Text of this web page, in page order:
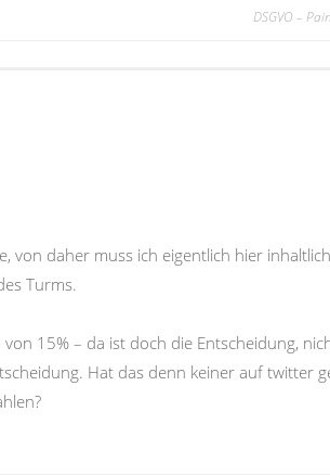
DSGVO –
von daher muss ich eigentlich hier
Turms.
15% – da ist doch die Entscheidung,
Hat das denn keiner auf twitter